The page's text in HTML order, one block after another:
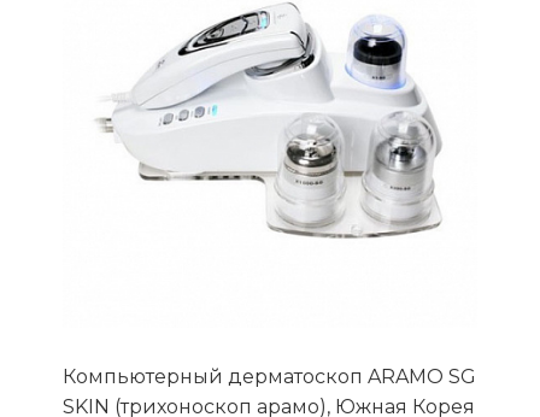
Компьютерный дерматоскоп ARAMO SG
SKIN (трихоноскоп арамо), Южная Корея